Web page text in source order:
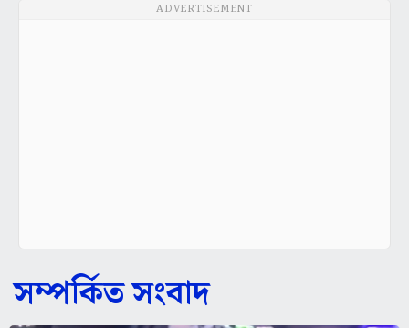
ADVERTISEMENT
সম্পর্কিত সংবাদ